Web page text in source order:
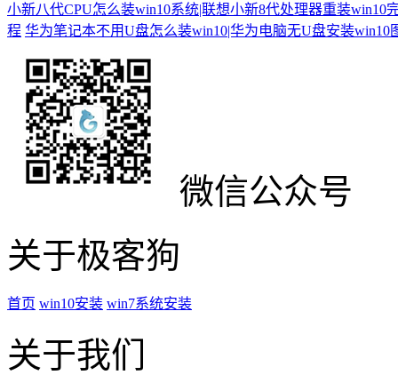
小新八代CPU怎么装win10系统|联想小新8代处理器重装win10
程 华为笔记本不用U盘怎么装win10|华为电脑无U盘安装win10
微信公众号
关于极客狗
首页 win10安装 win7系统安装
关于我们